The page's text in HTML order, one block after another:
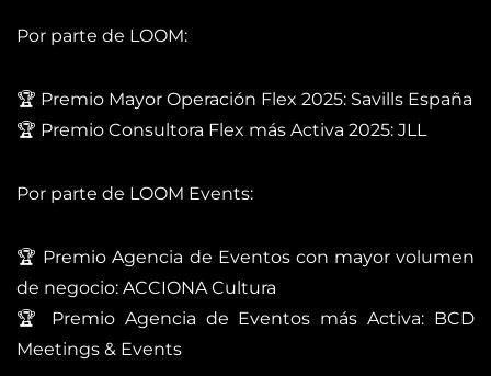
Por parte de LOOM:
🏆 Premio Mayor Operación Flex 2025: Savills España
🏆 Premio Consultora Flex más Activa 2025: JLL
Por parte de LOOM Events:
🏆 Premio Agencia de Eventos con mayor volumen
de negocio: ACCIONA Cultura
🏆 Premio Agencia de Eventos más Activa: BCD
Meetings & Events